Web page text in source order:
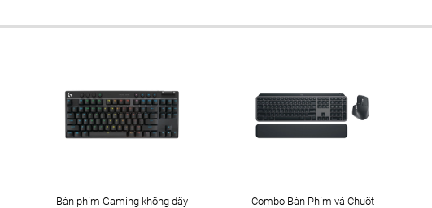
Bàn phím Gaming không dây
Combo Bàn Phím và Chuột